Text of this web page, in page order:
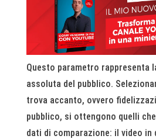
Questo parametro rappresenta
assoluta del pubblico.
trova accanto, ovvero
pubblico, si ottengono quelli
dati di comparazione: il video in